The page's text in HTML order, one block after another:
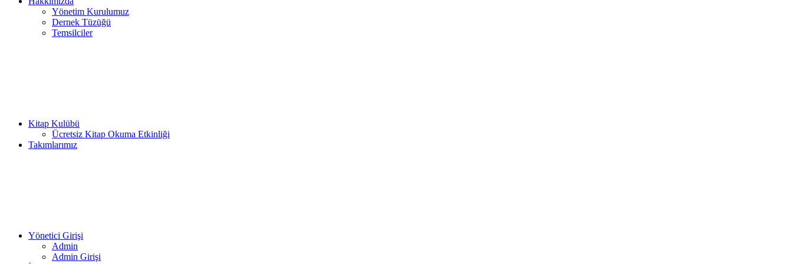
Yönetim Kurulumuz
Dernek Tüzüğü
Temsilciler
Kitap Kulübü
Ücretsiz Kitap Okuma Etkinliği
Takımlarımız
Yönetici Girişi
Admin
Admin Girişi